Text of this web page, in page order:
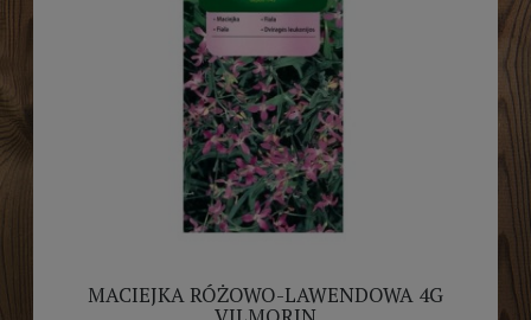
MACIEJKA RÓŻOWO-LAWENDOWA 4G